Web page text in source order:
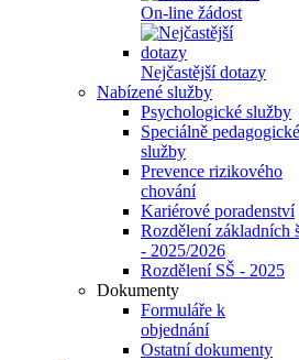
On-line žádost
Nejčastější dotazy
Nabízené služby
Psychologické služby
Speciálně pedagogické
služby
Prevence rizikového
chování
Kariérové poradenství
Rozdělení základních
- 2025/2026
Rozdělení SŠ - 2025
Dokumenty
Formuláře k
objednání
Ostatní dokumenty